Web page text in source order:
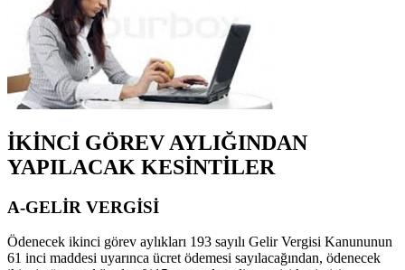
İKİNCİ GÖREV AYLIĞINDAN
YAPILACAK KESİNTİLER
A-GELİR VERGİSİ
Ödenecek ikinci görev aylıkları 193 sayılı Gelir Vergisi Kanununun
61 inci maddesi uyarınca ücret ödemesi sayılacağından, ödenecek